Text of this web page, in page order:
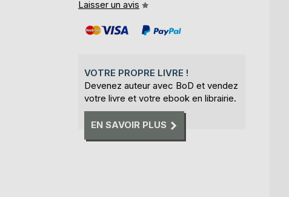
Laisser un avis
VOTRE PROPRE LIVRE !
Devenez auteur avec BoD et vendez
votre livre et votre ebook en librairie.
EN SAVOIR PLUS